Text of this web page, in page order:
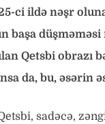
ci ildə nəşr
başa düşməməsi
Qetsbi obrazı
da, bu, əsərin
sadəcə,